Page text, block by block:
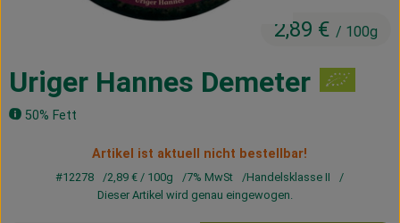
Lieferservice
Neues vom Hof
Uriger Hannes Demeter
50% Fett
2,89 € / 100g
Artikel ist aktuell nicht bestellbar!
#12278 2,89 €/ 100g 7% MwSt
Handelsklasse II
Dieser Artikel wird genau eingewogen.